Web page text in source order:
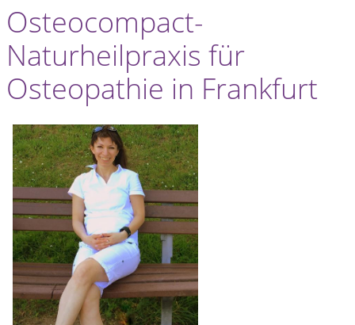
Osteocompact-
Naturheilpraxis für
Osteopathie in Frankfurt